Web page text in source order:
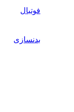
فوتبال
بدنسازی